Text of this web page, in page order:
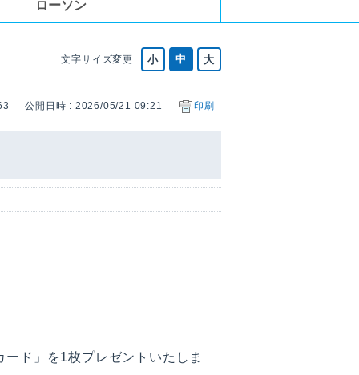
ローソン
文字サイズ変更
公開日時 : 2026/05/21 09:21 印刷
ド」を1枚プレゼントいたしま